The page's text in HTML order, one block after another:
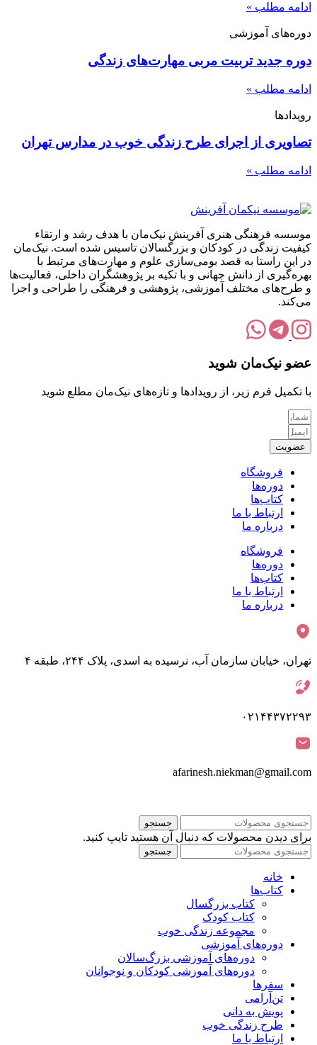
ادامه مطلب »
دوره‌های آموزشی
دوره جدید تربیت مربی مهارت‌های زندگی
ادامه مطلب »
رویدادها
تصاویری از اجرای طرح زندگی خوب در مدارس تهران
ادامه مطلب »
موسسه فرهنگی هنری آفرینش نیک‌مان با هدف رشد و ارتقاء
کیفیت زندگی در کودکان و بزرگسالان تاسیس شده است. نیک‌مان
در این راستا به قصد بومی‌سازی علوم و مهارت‌های مرتبط با
بهره‌گیری از دانش جهانی و با تکیه بر پژوهشگران داخلی، فعالیت‌ها
و طرح‌های مختلف آموزشی، پژوهشی و فرهنگی را طراحی و اجرا
می‌کند.
عضو نیک‌مان شوید
با تکمیل فرم زیر، از رویدادها و تازه‌های نیک‌مان مطلع شوید
عضویت
فروشگاه
دوره‌ها
کتاب‌ها
ارتباط با ما
درباره ما
فروشگاه
دوره‌ها
کتاب‌ها
ارتباط با ما
درباره ما
تهران، خیابان سازمان آب، نرسیده به اسدی، پلاک ۲۴۴، طبقه ۴
۰۲۱۴۴۳۷۲۲۹۳
afarinesh.niekman@gmail.com
جستجو
برای دیدن محصولات که دنبال آن هستید تایپ کنید.
جستجو
خانه
کتاب‌ها
کتاب بزرگسال
کتاب کودک
مجموعه زندگی خوب
دوره‌های آموزشی
دوره‌های آموزشی بزرگ‌سالان
دوره‌های آموزشی کودکان و نوجوانان
سفرها
تن‌آرامی
پویش به دانی
طرح زندگی خوب
ارتباط با ما